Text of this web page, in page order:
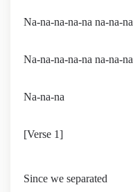
Na-na-na-na-na na-na-na
Na-na-na-na-na na-na-na
Na-na-na
[Verse 1]
Since we separated